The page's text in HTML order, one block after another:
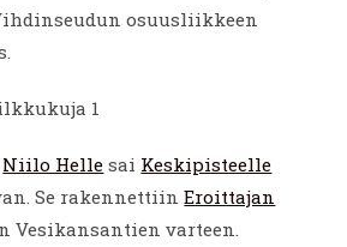
osuusliikkeen
1
Niilo Helle sai Keskipisteelle
Se rakennettiinEroittajan
Vesikansantien varteen.